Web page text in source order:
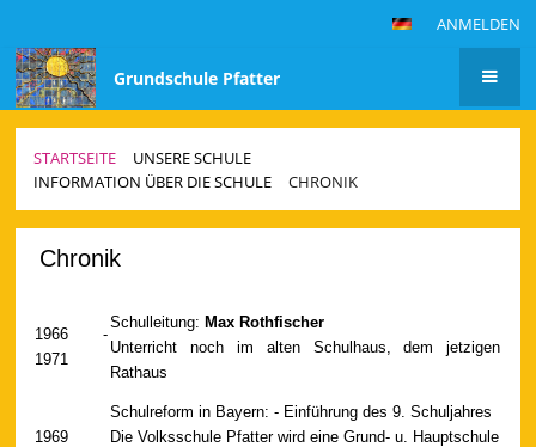
ANMELDEN
Grundschule Pfatter
STARTSEITE
UNSERE SCHULE
INFORMATION ÜBER DIE SCHULE
CHRONIK
Chronik
Chronik
1966 -
1971
Schulleitung: Max Rothfischer
Unterricht noch im alten Schulhaus, dem jetzigen
Rathaus
1969
Schulreform in Bayern: - Einführung des 9. Schuljahres
Die Volksschule Pfatter wird eine Grund- u. Hauptschule